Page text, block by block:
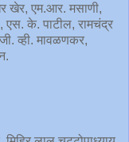
खेर, एम.आर. मसाणी,
एस. के. पाटील, रामचंद्र
व्ही. मावळणकर,